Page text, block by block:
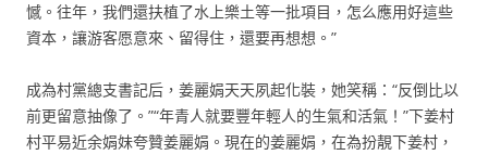
憾。往年，我們還扶植了水上樂土等一批項目，怎么應用好這些
資本，讓游客愿意來、留得住，還要再想想。”
成為村黨總支書記后，姜麗娟天天夙起化裝，她笑稱：“反倒比以
前更留意抽像了。”“年青人就要豐年輕人的生氣和活氣！”下姜村
村平易近余娟妹夸贊姜麗娟。現在的姜麗娟，在為扮靚下姜村，